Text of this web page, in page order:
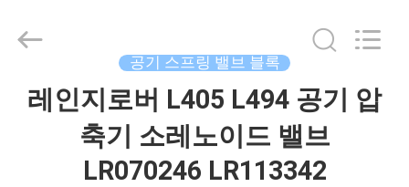
Rights
Reserved.
공기 스프링 밸브 블록
레인지로버 L405 L494 공기 압
축기 소레노이드 밸브
LR070246 LR113342